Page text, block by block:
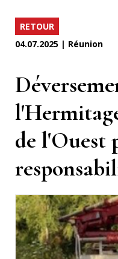
RETOUR
04.07.2025 | Réunion
de l'Ouest